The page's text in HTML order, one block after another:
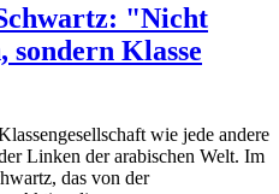
"Nicht
sondern Klasse
wie jede andere
Linken der arabischen Welt. Im
das von der